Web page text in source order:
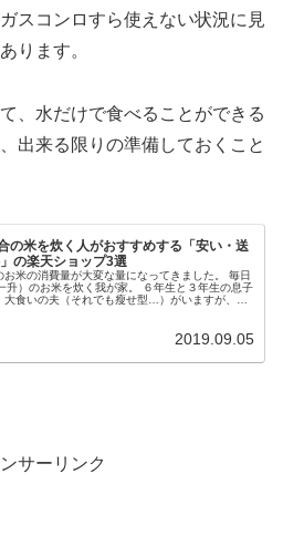
スコンロすら使えない状況に見
ります。
、水だけで食べることができる
出来る限りの準備しておくこと
の米を炊く人がおすすめする「安い・送
の楽天ショップ3選
お米の消費量が大変な量になってきました。 毎日
升）のお米を炊く我が家。 ６年生と３年生の息子
大食いの夫（それでも瘦せ型…）がいますが、ほ
2019.09.05
サーリンク